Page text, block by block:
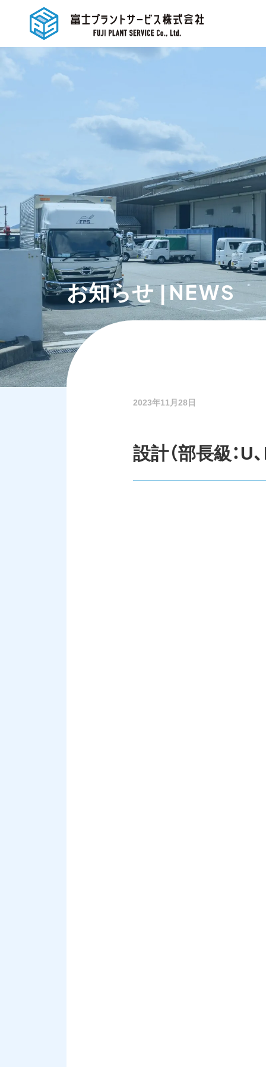
お知らせ |NEWS
2023年11月28日
設計（部長級：U